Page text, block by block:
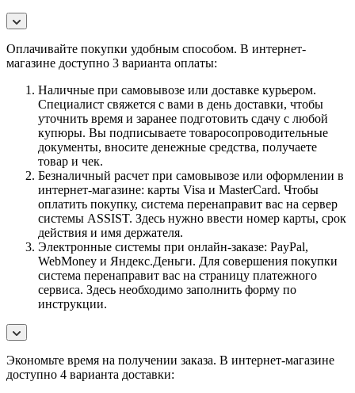
Оплачивайте покупки удобным способом. В интернет-
магазине доступно 3 варианта оплаты:
Наличные при самовывозе или доставке курьером.
Специалист свяжется с вами в день доставки, чтобы
уточнить время и заранее подготовить сдачу с любой
купюры. Вы подписываете товаросопроводительные
документы, вносите денежные средства, получаете
товар и чек.
Безналичный расчет при самовывозе или оформлении в
интернет-магазине: карты Visa и MasterCard. Чтобы
оплатить покупку, система перенаправит вас на сервер
системы ASSIST. Здесь нужно ввести номер карты, срок
действия и имя держателя.
Электронные системы при онлайн-заказе: PayPal,
WebMoney и Яндекс.Деньги. Для совершения покупки
система перенаправит вас на страницу платежного
сервиса. Здесь необходимо заполнить форму по
инструкции.
Экономьте время на получении заказа. В интернет-магазине
доступно 4 варианта доставки: